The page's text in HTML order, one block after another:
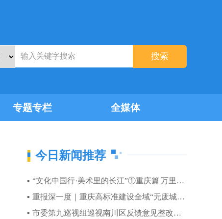
搜索
专题专栏 全媒体
今日新闻推荐
“文化中国行·美术里的长江”①重庆篇|万里长江入渝青山绿水入画
重报深一度｜重庆高标准建设全域“无废城市”
市委第九巡视组巡视南川区反馈意见整改工作动员部署会召开